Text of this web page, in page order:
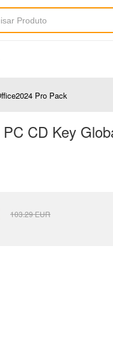
Pro Pack
CD Key
103.29EUR